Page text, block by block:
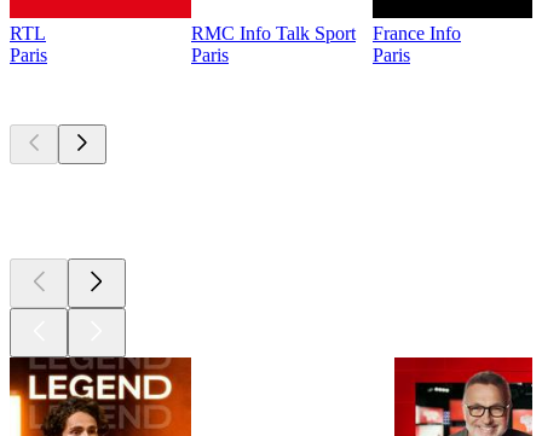
RTL
Paris
RMC Info Talk Sport
Paris
France Info
Paris